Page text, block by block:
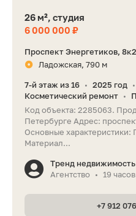
26 м², студия
6 000 000 ₽
Проспект Энергетиков, 8к2
Ладожская, 790 м
7-й этаж из 16 • 2025 год •
Косметический ремонт •
Код объекта: 2285063.
Петербурге Адрес:
Основные характеристики:
Материал...
Тренд недвижимость
Агентство
• 19
+7 912 076